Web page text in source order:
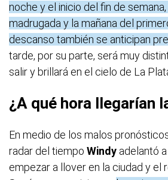
noche y el inicio del fin de
madrugada y la mañana del
descanso también se anticipan
tarde, por su parte, será muy
salir y brillará en el cielo de La
¿A qué hora llegarían
En medio de los malos
radar del tiempo Windy adelantó
empezar a llover en la ciudad y el